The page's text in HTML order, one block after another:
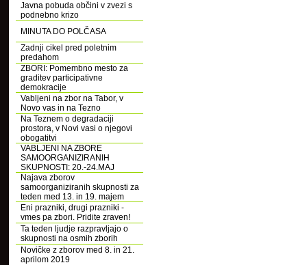
Javna pobuda občini v zvezi s
podnebno krizo
MINUTA DO POLČASA
Zadnji cikel pred poletnim
predahom
ZBORI: Pomembno mesto za
graditev participativne
demokracije
Vabljeni na zbor na Tabor, v
Novo vas in na Tezno
Na Teznem o degradaciji
prostora, v Novi vasi o njegovi
obogatitvi
VABLJENI NA ZBORE
SAMOORGANIZIRANIH
SKUPNOSTI: 20.-24.MAJ
Najava zborov
samoorganiziranih skupnosti za
teden med 13. in 19. majem
Eni prazniki, drugi prazniki -
vmes pa zbori. Pridite zraven!
Ta teden ljudje razpravljajo o
skupnosti na osmih zborih
Novičke z zborov med 8. in 21.
aprilom 2019